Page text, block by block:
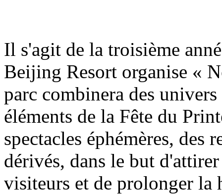
Il s'agit de la troisième
Beijing Resort organise «
parc combinera des
éléments de la Fête du
spectacles éphémères, des
dérivés, dans le but
visiteurs et de prolonger la